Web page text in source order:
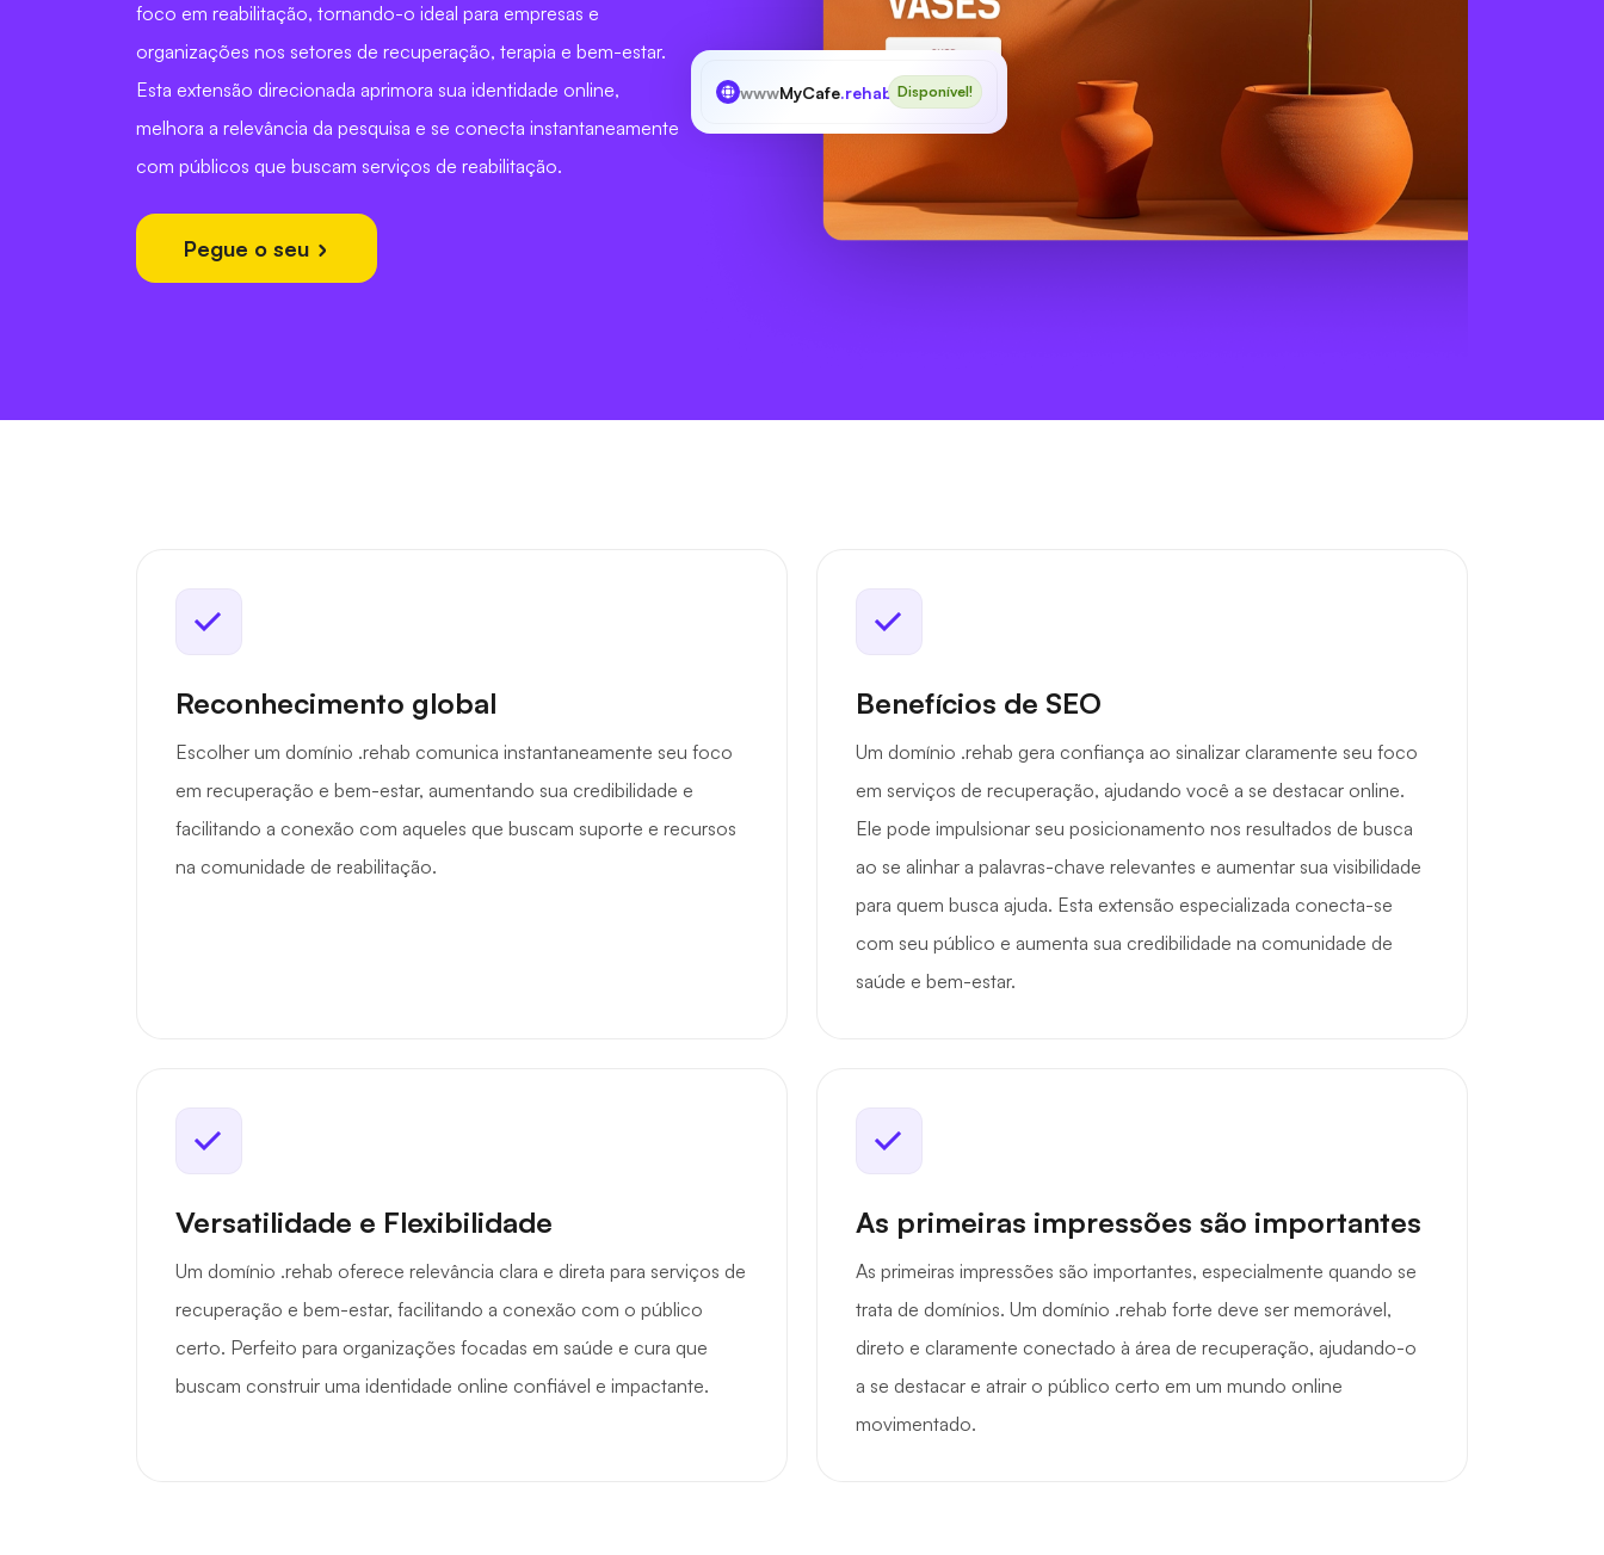
foco em reabilitação, tornando-o ideal para empresas e
organizações nos setores de recuperação, terapia e bem-estar.
Esta extensão direcionada aprimora sua identidade online,
melhora a relevância da pesquisa e se conecta instantaneamente
com públicos que buscam serviços de reabilitação.
Pegue o seu
wwwMyCafe.rehab Disponível!
Reconhecimento global
Escolher um domínio .rehab comunica instantaneamente seu foco
em recuperação e bem-estar, aumentando sua credibilidade e
facilitando a conexão com aqueles que buscam suporte e recursos
na comunidade de reabilitação.
Benefícios de SEO
Um domínio .rehab gera confiança ao sinalizar claramente seu foco
em serviços de recuperação, ajudando você a se destacar online.
Ele pode impulsionar seu posicionamento nos resultados de busca
ao se alinhar a palavras-chave relevantes e aumentar sua visibilidade
para quem busca ajuda. Esta extensão especializada conecta-se
com seu público e aumenta sua credibilidade na comunidade de
saúde e bem-estar.
Versatilidade e Flexibilidade
Um domínio .rehab oferece relevância clara e direta para serviços de
recuperação e bem-estar, facilitando a conexão com o público
certo. Perfeito para organizações focadas em saúde e cura que
buscam construir uma identidade online confiável e impactante.
As primeiras impressões são importantes
As primeiras impressões são importantes, especialmente quando se
trata de domínios. Um domínio .rehab forte deve ser memorável,
direto e claramente conectado à área de recuperação, ajudando-o
a se destacar e atrair o público certo em um mundo online
movimentado.